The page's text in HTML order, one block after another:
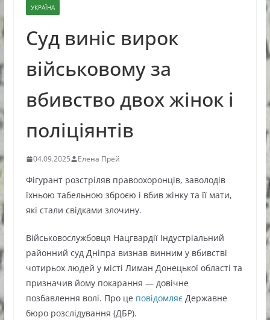
УКРАЇНА
Суд виніс вирок
військовому за
вбивство двох жінок і
поліціянтів
04.09.2025 Елена Прей
Фігурант розстріляв правоохоронців, заволодів
їхньою табельною зброєю і вбив жінку та її мати,
які стали свідками злочину.
Військовослужбовця Нацгвардії Індустріальний
районний суд Дніпра визнав винним у вбивстві
чотирьох людей у місті Лиман Донецької області та
призначив йому покарання — довічне
позбавлення волі. Про це повідомляєДержавне
бюро розслідування (ДБР).